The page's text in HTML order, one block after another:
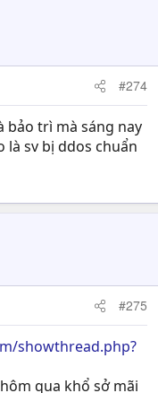
#274
bảo trì mà sáng nay
là sv bị ddos chuẩn
#275
showthread.php?
qua khổ sở mãi